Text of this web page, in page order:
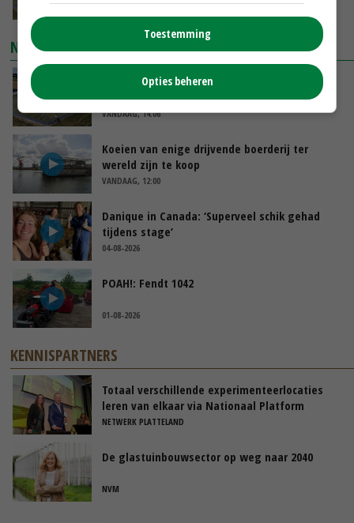
VANDAAG, 14:06
NIEUWSTE VIDEO'S
Droogte veroorzaakt steeds meer problemen:
‘Bassin afgelopen week al leeg’
VANDAAG, 14:06
Koeien van enige drijvende boerderij ter
wereld zijn te koop
VANDAAG, 12:00
Danique in Canada: ‘Superveel schik gehad
tijdens stage’
04-08-2026
POAH!: Fendt 1042
01-08-2026
KENNISPARTNERS
Totaal verschillende experimenteerlocaties
leren van elkaar via Nationaal Platform
NETWERK PLATTELAND
De glastuinbouwsector op weg naar 2040
NVM
Toestemming
Opties beheren